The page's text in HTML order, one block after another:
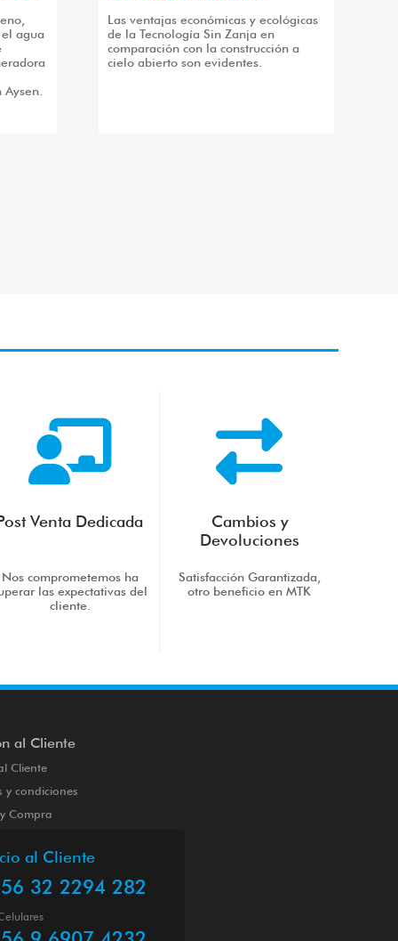
agua
Las ventajas económicas y ecológicas
de la Tecnología Sin Zanja en
comparación con la construcción a
cielo abierto son evidentes.
Venta Dedicada
Nos comprometemos ha
las expectativas del
cliente.
Cambios y
Devoluciones
Satisfacción Garantizada,
otro beneficio en MTK
al Cliente
Cliente
y condiciones
Compra
al Cliente
32 2294 282